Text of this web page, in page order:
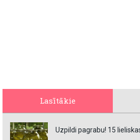
Lasītākie
Uzpildi pagrabu! 15